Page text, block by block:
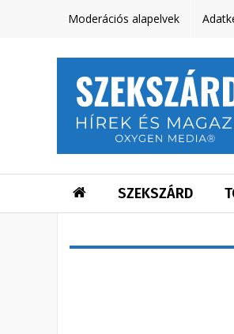
Moderációs alapelvek
SZEKSZÁRD